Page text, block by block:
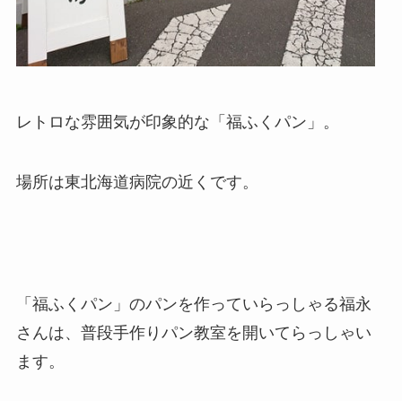
レトロな雰囲気が印象的な「福ふくパン」。
場所は東北海道病院の近くです。
「福ふくパン」のパンを作っていらっしゃる福永
さんは、普段手作りパン教室を開いてらっしゃい
ます。